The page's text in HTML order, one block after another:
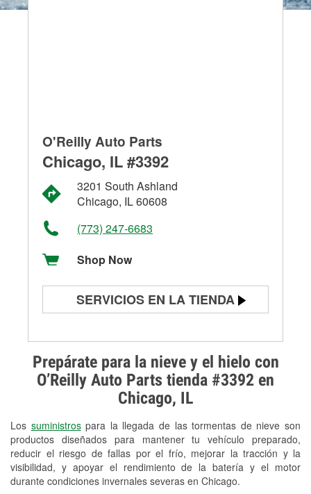
Prepárate para la nieve y el hielo con
O’Reilly Auto Parts tienda #3392 en
Chicago, IL
Los suministrospara la llegada de las tormentas de nieve son
productos diseñados para mantener tu vehículo preparado,
reducir el riesgo de fallas por el frío, mejorar la tracción y la
visibilidad, y apoyar el rendimiento de la batería y el motor
durante condiciones invernales severas en Chicago.
O'Reilly Auto Parts
Chicago, IL #3392
3201 South Ashland
Chicago, IL 60608
(773) 247-6683
Shop Now
SERVICIOS EN LA TIENDA
Prueba de alternadores y
arrancadores
Revisión de la luz "Check Engine"
Reciclaje de baterías y aceite
Instalación de bombillas de faros
Instalación de limpiaparabrisas